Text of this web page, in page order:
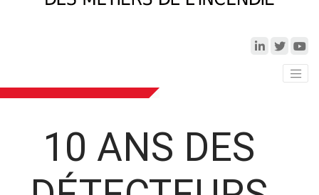
10 ANS DES